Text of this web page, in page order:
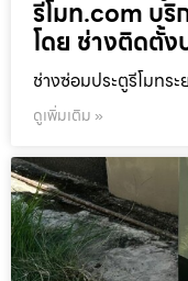
รีโมท.com บริ
โดย ช่างติดตั้ง
ช่างซ่อมประตูรีโมทร
ดูเพิ่มเติม »